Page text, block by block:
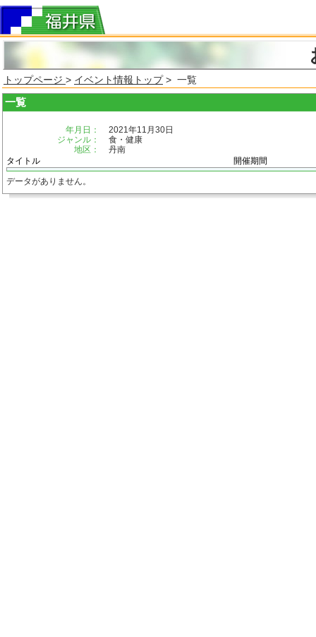
トップページ > イベント情報トップ> 一覧
一覧
年月日：
2021年11月30日
ジャンル：
食・健康
地区：
丹南
タイトル
開催期間
データがありません。